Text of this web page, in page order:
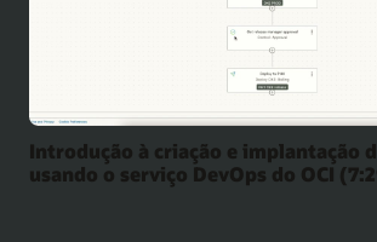
Introdução à criação e implantação
usando o serviço DevOps do OCI